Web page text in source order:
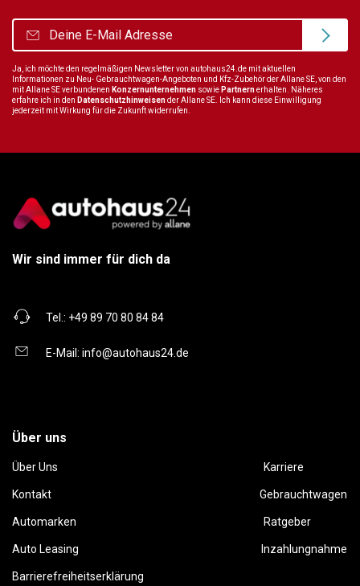
Ja, ich möchte den regelmäßigen Newsletter von autohaus24.de mit aktuellen
Informationen zu Neu- Gebrauchtwagen-Angeboten und Kfz-Zubehör der Allane SE, von den
mit Allane SE verbundenen Konzernunternehmen sowie Partnernerhalten. Näheres
erfahre ich in den Datenschutzhinweisender Allane SE. Ich kann diese Einwilligung
jederzeit mit Wirkung für die Zukunft widerrufen.
Wir sind immer für dich da
Tel.: +49 89 70 80 84 84
E-Mail: info@autohaus24.de
Über uns
Über Uns Karriere
Kontakt Gebrauchtwagen
Automarken Ratgeber
Auto Leasing Inzahlungnahme
Barrierefreiheitserklärung